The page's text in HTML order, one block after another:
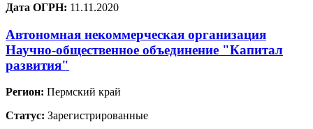
Дата ОГРН: 11.11.2020
Автономная некоммерческая организация
Научно-общественное объединение "Капитал
развития"
Регион: Пермский край
Статус: Зарегистрированные